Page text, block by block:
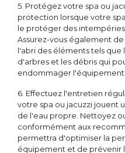
5. Protégez votre spa ou
protection lorsque votre
le protéger des
Assurez-vous également
l'abri des éléments tels que
d'arbres et les débris qui
endommager l'équipement.
6. Effectuez l'entretien
votre spa ou jacuzzi jouent
de l'eau propre. Nettoyez
conformément aux
permettra d'optimiser la
équipement et de prévenir